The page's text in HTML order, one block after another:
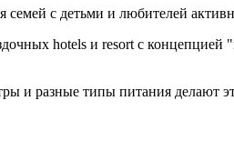
с детьми и любителей
hotels и resort с концепцией
и разные типы питания делают